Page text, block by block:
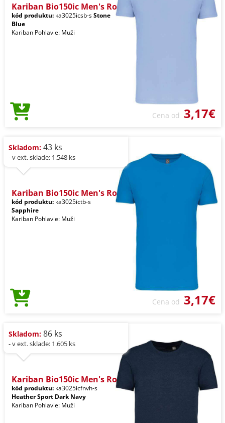
Kariban Bio150ic Men's Ro
kód produktu: ka3025icsb-sStone
Blue
Kariban Pohlavie: Muži
Cena od 3,17€
Skladom: 43 ks
- v ext. sklade: 1.548 ks
Kariban Bio150ic Men's Ro
kód produktu: ka3025ictb-s
Sapphire
Kariban Pohlavie: Muži
Cena od 3,17€
Skladom: 86 ks
- v ext. sklade: 1.605 ks
Kariban Bio150ic Men's Ro
kód produktu: ka3025icfnvh-s
Heather Sport Dark Navy
Kariban Pohlavie: Muži